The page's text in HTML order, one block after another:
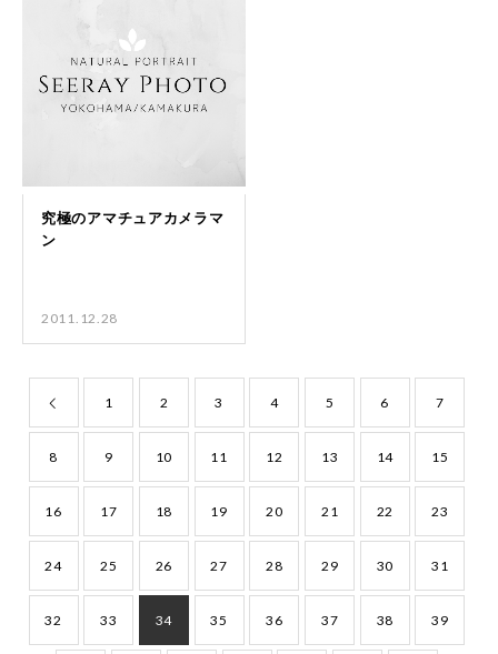
2011.12.28
1 2 3 4 5 6 7
8 9 10 11 12 13 14 15
16 17 18 19 20 21 22 23
24 25 26 27 28 29 30 31
32 33 34 35 36 37 38 39